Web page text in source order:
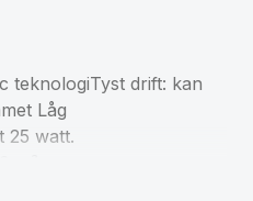
teknologiTyst drift: kan
Låg
25 watt.